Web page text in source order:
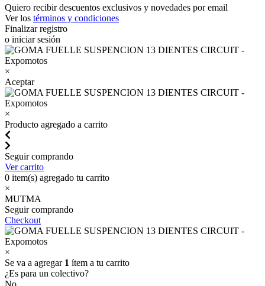
Quiero recibir descuentos exclusivos y novedades por email
Ver los términos y condiciones
Finalizar registro
o iniciar sesión
×
Aceptar
×
Producto agregado a carrito
Seguir comprando
Ver carrito
0 item(s) agregado tu carrito
×
MUTMA
Seguir comprando
Checkout
×
Se va a agregar 1 ítem a tu carrito
¿Es para un colectivo?